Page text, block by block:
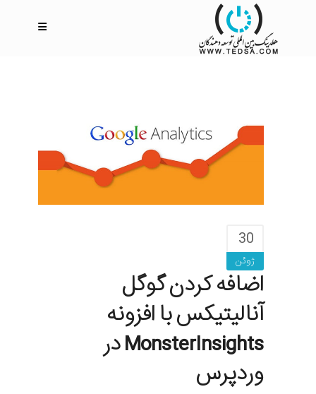
30
ژوئن
اضافه کردن گوگل
آنالیتیکس با افزونه
MonsterInsights در
وردپرس